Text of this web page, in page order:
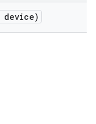
device)